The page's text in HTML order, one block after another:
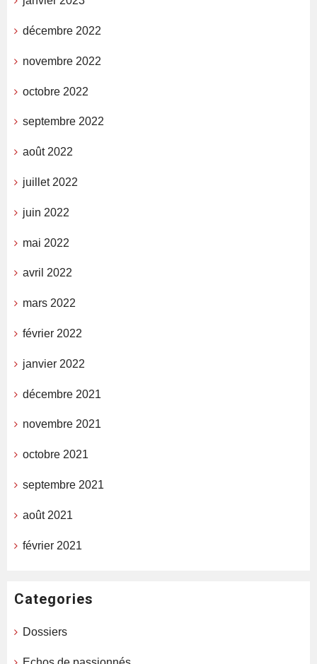
décembre 2022
novembre 2022
octobre 2022
septembre 2022
août 2022
juillet 2022
juin 2022
mai 2022
avril 2022
mars 2022
février 2022
janvier 2022
décembre 2021
novembre 2021
octobre 2021
septembre 2021
août 2021
février 2021
Categories
Dossiers